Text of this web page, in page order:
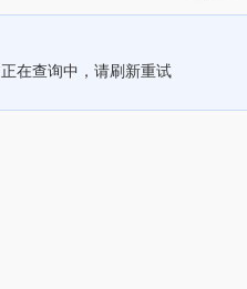
正在查询中，请刷新重试